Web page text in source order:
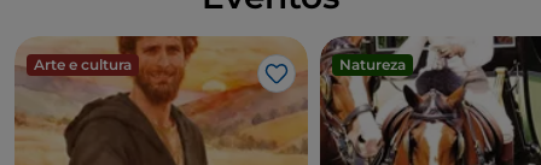
Arte e cultura
Gosto
Natureza